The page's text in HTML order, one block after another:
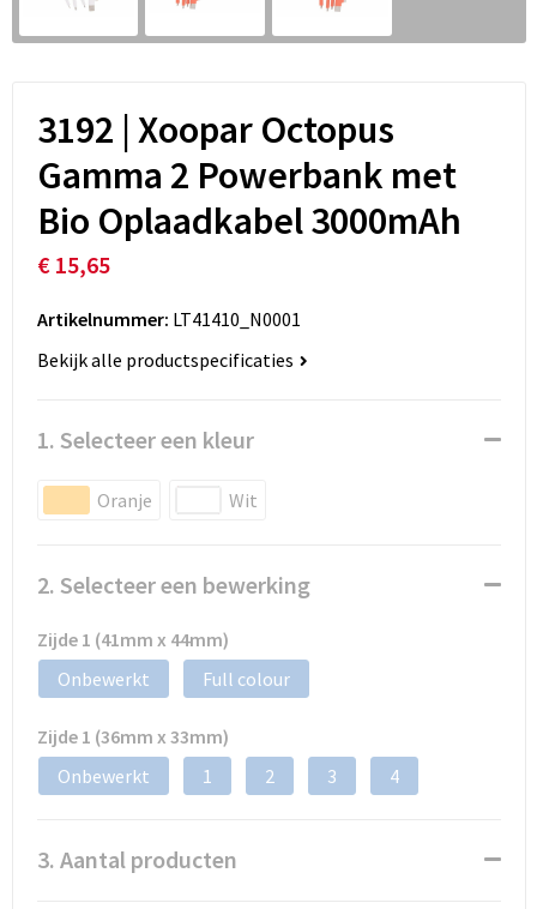
3192 | Xoopar Octopus
Gamma 2 Powerbank met
Bio Oplaadkabel 3000mAh
€ 15,65
Artikelnummer: LT41410_N0001
Bekijk alle productspecificaties
1. Selecteer een kleur
Oranje Wit
2. Selecteer een bewerking
Zijde 1 (41mm x 44mm)
Onbewerkt
Full colour
Zijde 1 (36mm x 33mm)
Onbewerkt
1 2 3 4
3. Aantal producten